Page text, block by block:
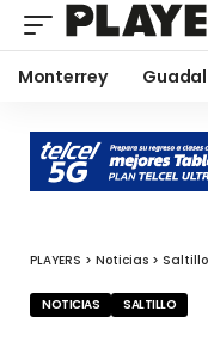
Monterrey
PLAYERS > Noticias > Saltillo
NOTICIAS SALTILLO